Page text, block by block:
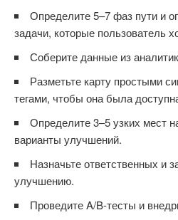
Определите 5–7 фаз пути и
задачи, которые пользователь
Соберите данные из
Разметьте карту простыми
тегами, чтобы она была
Определите 3–5 узких мест
варианты улучшений.
Назначьте ответственных и
улучшению.
Проведите A/B-тесты и